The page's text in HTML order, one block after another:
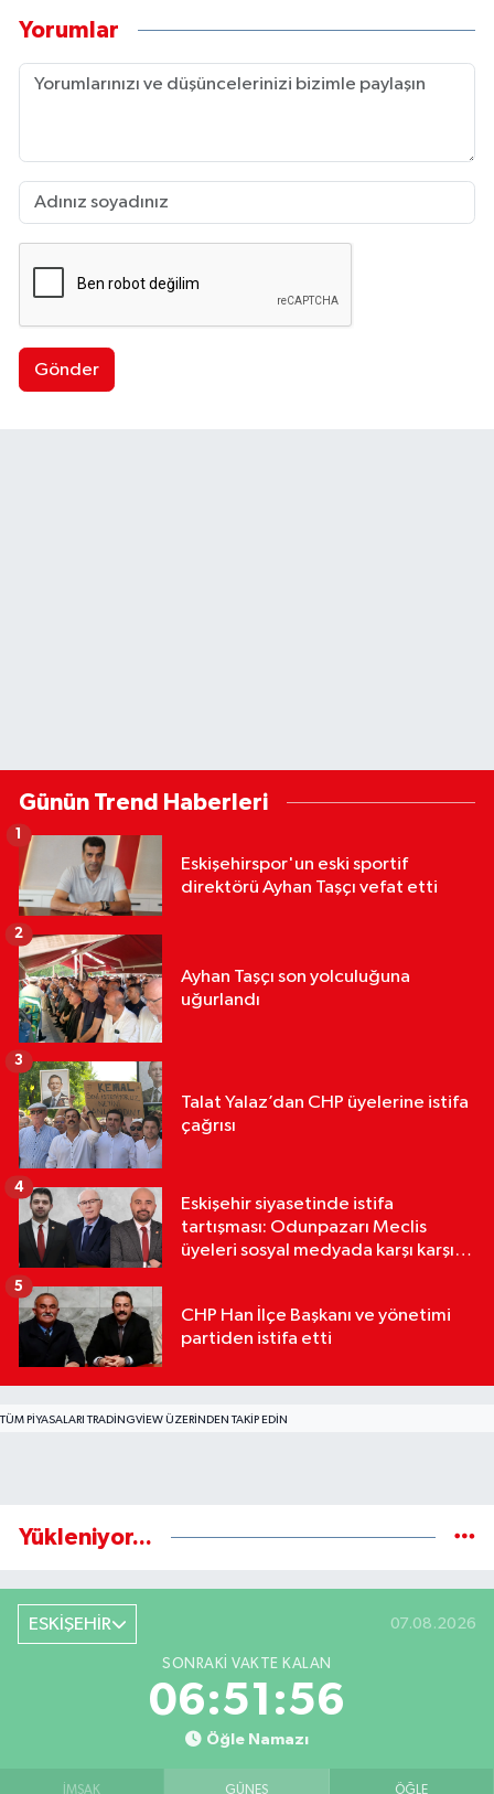
Yorumlar
Gönder
Günün Trend Haberleri
Eskişehirspor'un eski sportif
direktörü Ayhan Taşçı vefat etti
1
Ayhan Taşçı son yolculuğuna
uğurlandı
2
Talat Yalaz’dan CHP üyelerine istifa
çağrısı
3
Eskişehir siyasetinde istifa
tartışması: Odunpazarı Meclis
üyeleri sosyal medyada karşı karşıya
4
CHP Han İlçe Başkanı ve yönetimi
partiden istifa etti
5
TÜM PIYASALARI TRADINGVIEW ÜZERINDEN TAKIP EDIN
Yükleniyor...
ESKİŞEHİR 07.08.2026
SONRAKI VAKTE KALAN
06:51:55
Öğle Namazı
İMSAK GÜNEŞ ÖĞLE